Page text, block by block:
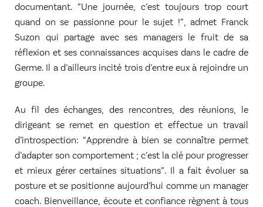
documentant. “Une journée, c’est toujours trop court
quand on se passionne pour le sujet !”, admet Franck
Suzon qui partage avec ses managers le fruit de sa
réflexion et ses connaissances acquises dans le cadre de
Germe. Il a d’ailleurs incité trois d’entre eux à rejoindre un
groupe.
Au fil des échanges, des rencontres, des réunions, le
dirigeant se remet en question et effectue un travail
d’introspection: “Apprendre à bien se connaître permet
d’adapter son comportement ; c’est la clé pour progresser
et mieux gérer certaines situations”. Il a fait évoluer sa
posture et se positionne aujourd’hui comme un manager
coach. Bienveillance, écoute et confiance règnent à tous